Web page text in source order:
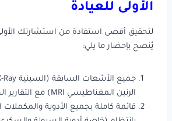
الأولى للعيادة
لتحقيق أقصى استفادة من استشارتك
يُنصح بإحضار ما يلي:
الرنين المغناطيسي MRI) مع التقارير الخاصة بها.
قائمة كاملة بجميع الأدوية والمكملات